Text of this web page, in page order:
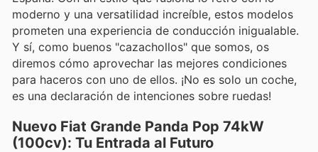
moderno y una versatilidad increíble, estos modelos
prometen una experiencia de conducción inigualable.
Y sí, como buenos "cazachollos" que somos, os
diremos cómo aprovechar las mejores condiciones
para haceros con uno de ellos. ¡No es solo un coche,
es una declaración de intenciones sobre ruedas!
Nuevo Fiat Grande Panda Pop 74kW
(100cv): Tu Entrada al Futuro